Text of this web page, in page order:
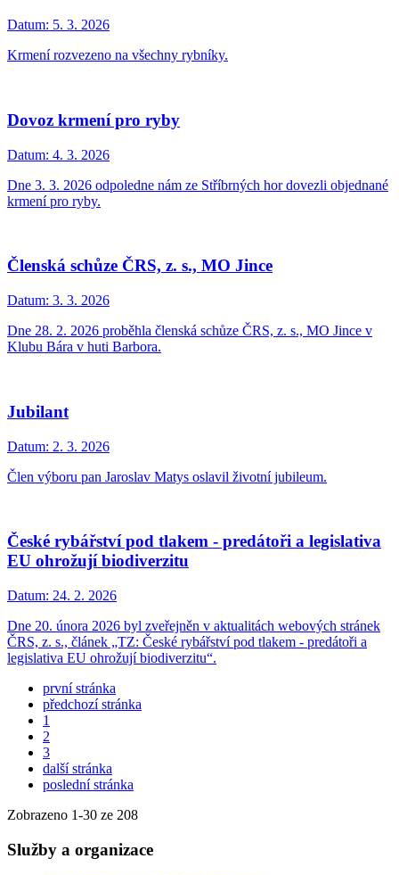
Datum: 5. 3. 2026
Krmení rozvezeno na všechny rybníky.
Dovoz krmení pro ryby
Datum: 4. 3. 2026
Dne 3. 3. 2026 odpoledne nám ze Stříbrných hor dovezli objednané
krmení pro ryby.
Členská schůze ČRS, z. s., MO Jince
Datum: 3. 3. 2026
Dne 28. 2. 2026 proběhla členská schůze ČRS, z. s., MO Jince v
Klubu Bára v huti Barbora.
Jubilant
Datum: 2. 3. 2026
Člen výboru pan Jaroslav Matys oslavil životní jubileum.
České rybářství pod tlakem - predátoři a legislativa
EU ohrožují biodiverzitu
Datum: 24. 2. 2026
Dne 20. února 2026 byl zveřejněn v aktualitách webových stránek
ČRS, z. s., článek „TZ: České rybářství pod tlakem - predátoři a
legislativa EU ohrožují biodiverzitu“.
první stránka
předchozí stránka
1
2
3
další stránka
poslední stránka
Zobrazeno 1-30 ze 208
Služby a organizace